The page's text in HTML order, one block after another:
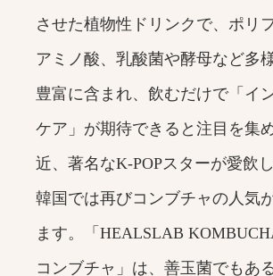
させた植物性ドリンクで、ポリ
アミノ酸、乳酸菌や酵母など多
豊富に含まれ、飲むだけで「イ
ケア」が期待できると注目を集
近、著名なK‐POPスターが愛飲
韓国では再びコンブチャの人気
ます。「HEALSLAB
コンブチャ」は、善玉菌でもあ